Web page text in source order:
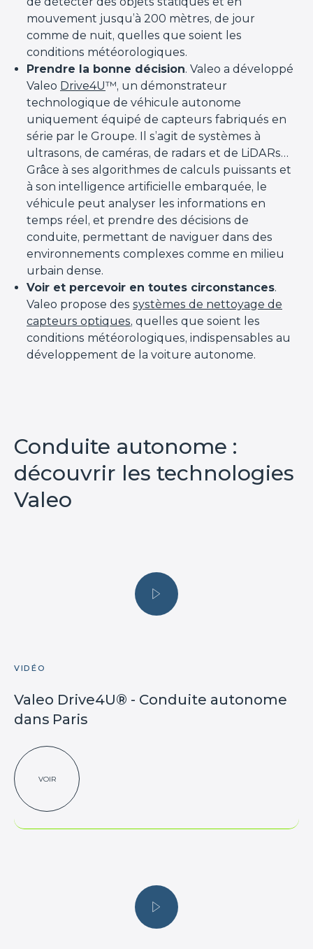
mouvement jusqu’à 200 mètres, de jour
comme de nuit, quelles que soient les
conditions météorologiques.
Prendre la bonne décision. Valeo a développé
Valeo Drive4U™, un démonstrateur
technologique de véhicule autonome
uniquement équipé de capteurs fabriqués en
série par le Groupe. Il s’agit de systèmes à
ultrasons, de caméras, de radars et de LiDARs…
Grâce à ses algorithmes de calculs puissants et
à son intelligence artificielle embarquée, le
véhicule peut analyser les informations en
temps réel, et prendre des décisions de
conduite, permettant de naviguer dans des
environnements complexes comme en milieu
urbain dense.
Voir et percevoir en toutes circonstances.
Valeo propose des systèmes de nettoyage de
capteurs optiques, quelles que soient les
conditions météorologiques, indispensables au
développement de la voiture autonome.
Conduite autonome :
découvrir les technologies
Valeo
VIDÉO
Valeo Drive4U® - Conduite autonome
dans Paris
VOIR